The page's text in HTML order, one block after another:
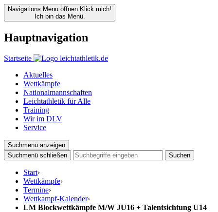
Navigations Menu öffnen Klick mich!
Ich bin das Menü.
Hauptnavigation
Startseite
Aktuelles
Wettkämpfe
Nationalmannschaften
Leichtathletik für Alle
Training
Wir im DLV
Service
Suchmenü anzeigen
Suchmenü schließen
Suchen
Start›
Wettkämpfe›
Termine›
Wettkampf-Kalender›
LM Blockwettkämpfe M/W JU16 + Talentsichtung U14